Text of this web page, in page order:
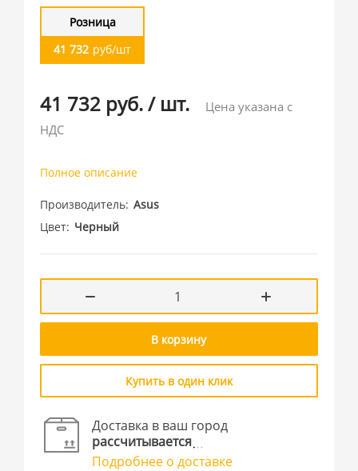
Розница
41 732 руб/шт
41 732 руб./ шт.
Цена указана с
НДС
Полное описание
Производитель Asus
Цвет Черный
В корзину
Купить в один клик
Доставка в ваш город
рассчитывается
Подробнее о доставке